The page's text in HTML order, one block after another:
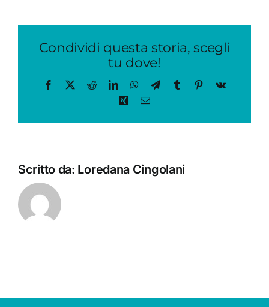
Condividi questa storia, scegli
tu dove!
Facebook
X RedditLinkedInWhatsApp
TelegramTumblrPinterest
Vk
Xing Email
Scritto da: Loredana Cingolani